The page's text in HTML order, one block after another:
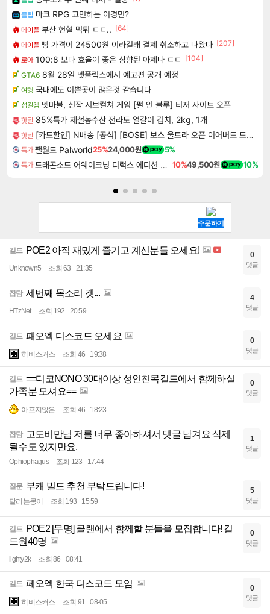
클립 마크 RPG 고민하는 이경민?
메이플 부산 헌혈 먹튀 ㄷㄷ.. [64]
메이플 빵 가격이 24500원 이라길래 결제 취소하고 나왔다 [207]
로아 100:8 보다 효율이 좋은 상향된 아제나 ㄷㄷ
[104]
GTA6 8월 28일 넷플릭스에서 예고편 공개 예정
여행 국내에도 이쁜곳이 많은것 같습니다
섭컬겜 넷마블, 신작 서브컬쳐 게임 [펄 인 블루] 티저 사이트 오픈
핫딜 85%특가 제철농수산 전라도 얼갈이 김치, 2kg, 1개
핫딜 [카드할인] N배송 [공식] [BOSE] 보스 울트라 오픈 이어버드 드리프트우드 샌드
특가 팰월드 Palworld25%24,000원 5%
특가 드래곤소드 어웨이크닝 디럭스 에디션 DragonSword Awakening Deluxe Edition 10%49,500원 10%
길드 POE2 아직 재밌게 즐기고 계신분들 오세요!
Unknown5 조회 63 21:35
0
댓글
잡담 세번째 목소리 겟...
HTzNet 조회 192 20:59
4
댓글
길드 패오엑 디스코드 오세요
히비스커스 조회 46 19:38
0
댓글
길드 ==디코NONO 30대이상 성인친목길드에서 함께하실
가족분 모셔요==
아프지않은 조회 46 18:23
0
댓글
잡담 고도비만님 저를 너무 좋아하셔서 댓글 남겨요 삭제
될수도 있지만요.
Ophiophagus 조회 123 17:44
1
댓글
질문 부캐 빌드 추천 부탁드립니다!
달리는몽이 조회 193 15:59
5
댓글
길드 POE2 [무명] 클랜에서 함께할 분들을 모집합니다! 길
드원40명
lighty2k 조회 86 08:41
0
댓글
길드 페오엑 한국 디스코드 모임
히비스커스 조회 91 08-05
0
댓글